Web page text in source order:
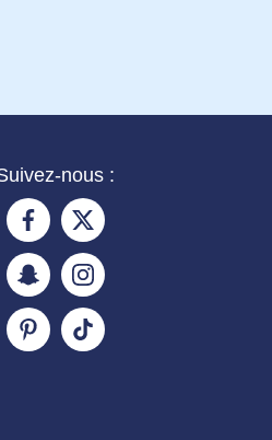
nous :